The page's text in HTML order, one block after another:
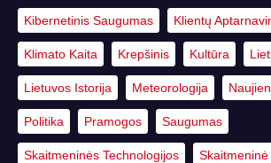
Kibernetinis Saugumas Klientų
Klimato Kaita Krepšinis Kultūra
Lietuvos Istorija Meteorologija
Politika Pramogos Saugumas
Skaitmeninės Technologijos